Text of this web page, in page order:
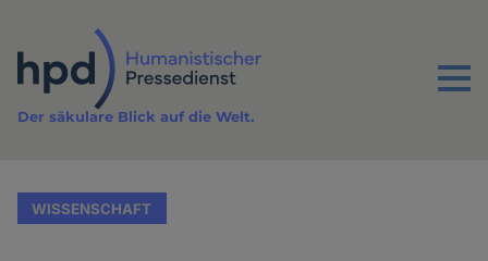
Inhalt
Menu
Der säkulare Blick auf die Welt.
WISSENSCHAFT